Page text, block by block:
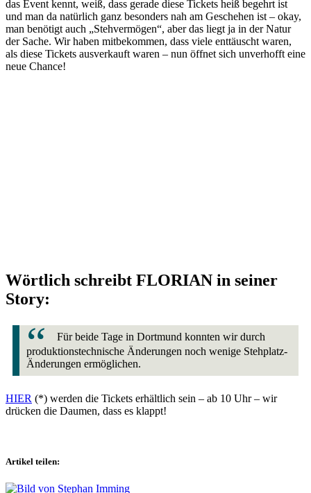
das Event kennt, weiß, dass gerade diese Tickets heiß begehrt ist
und man da natürlich ganz besonders nah am Geschehen ist – okay,
man benötigt auch „Stehvermögen“, aber das liegt ja in der Natur
der Sache. Wir haben mitbekommen, dass viele enttäuscht waren,
als diese Tickets ausverkauft waren – nun öffnet sich unverhofft eine
neue Chance!
Wörtlich schreibt FLORIAN in seiner
Story:
Für beide Tage in Dortmund konnten wir durch
produktionstechnische Änderungen noch wenige Stehplatz-
Änderungen ermöglichen.
HIER (*) werden die Tickets erhältlich sein – ab 10 Uhr – wir
drücken die Daumen, dass es klappt!
Artikel teilen: